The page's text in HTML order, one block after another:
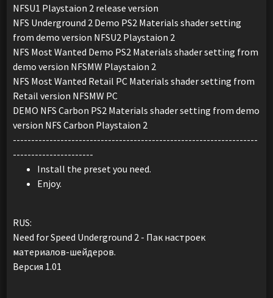
NFSU1 Playstaion 2 release version
NFS Underground 2 Demo PS2 Materials shader setting
from demo version NFSU2 Playstaion 2
NFS Most Wanted Demo PS2 Materials shader setting from
demo version NFSMW Playstaion 2
NFS Most Wanted Retail PC Materials shader setting from
Retail version NFSMW PC
DEMO NFS Carbon PS2 Materials shader setting from demo
version NFS Carbon Playstaion 2
-------------------------------------------------------------------
----------------------
Install the preset you need.
Enjoy.
RUS:
Need for Speed Underground 2 - Пак настроек
материалов-шейдеров.
Версия 1.01